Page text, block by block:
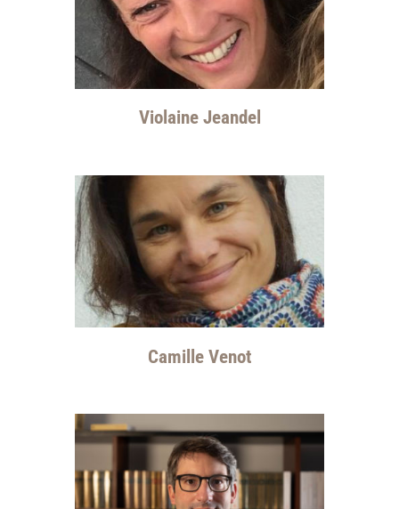
Violaine Jeandel
Camille Venot